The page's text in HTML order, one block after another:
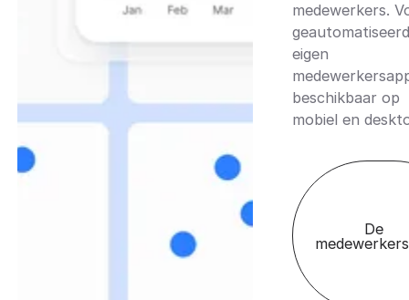
medewerkers.
eigen
beschikbaar op
mobiel en
De